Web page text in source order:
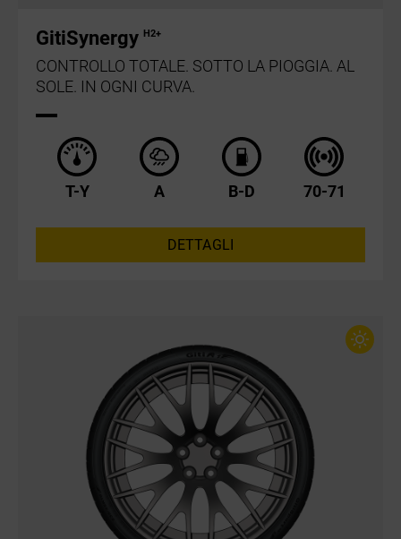
GitiSynergy H2+
CONTROLLO TOTALE. SOTTO LA PIOGGIA. AL
SOLE. IN OGNI CURVA.
T-Y A B-D 70-71
DETTAGLI